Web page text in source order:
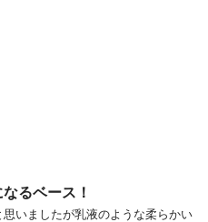
るベース！
いましたが乳液のような柔らかい